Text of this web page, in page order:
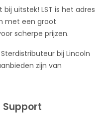
bij uitstek! LST is het adres
met een groot
scherpe prijzen.
bij Lincoln
zijn van
Support